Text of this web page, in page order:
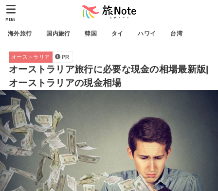
海外旅行 国内旅行 韓国 タイ ハワイ 台湾
MENU
オーストラリア PR
オーストラリア旅行に必要な現金の相場最新版|
オーストラリアの現金相場